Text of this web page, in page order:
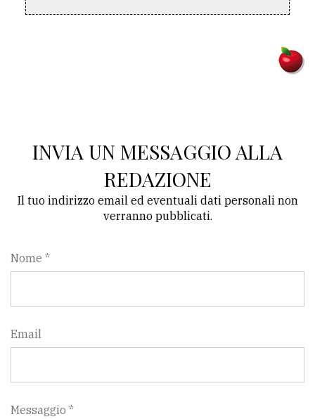
Ricerca
policy
INVIA UN MESSAGGIO ALLA
REDAZIONE
Il tuo indirizzo email ed eventuali dati personali non
verranno pubblicati.
Nome *
Email
Messaggio *